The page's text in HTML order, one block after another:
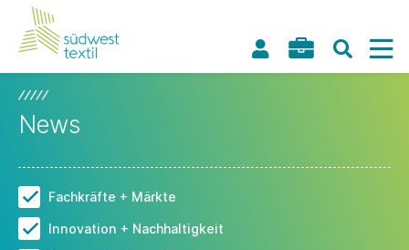
News
Fachkräfte + Märkte
Innovation + Nachhaltigkeit